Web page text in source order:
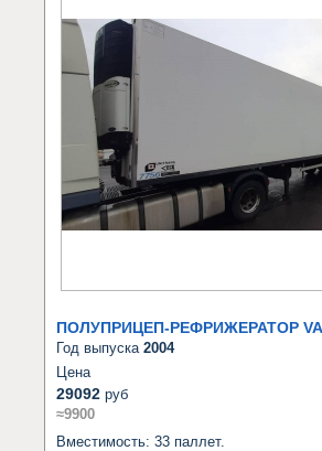
ПОЛУПРИЦЕП-РЕФРИЖЕРАТОР
Год выпуска 2004
Цена
29092 руб
≈9900
Вместимость: 33 паллет.